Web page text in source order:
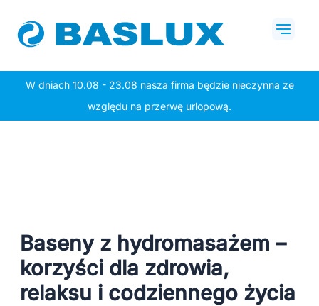
treści
W dniach 10.08 - 23.08 nasza firma będzie nieczynna ze
względu na przerwę urlopową.
Baseny z hydromasażem –
korzyści dla zdrowia,
relaksu i codziennego życia
navigation